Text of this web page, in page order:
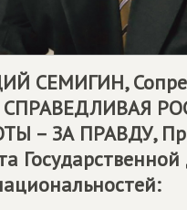
СЕМИГИН,
СПРАВЕДЛИВАЯ
– ЗА ПРАВДУ,